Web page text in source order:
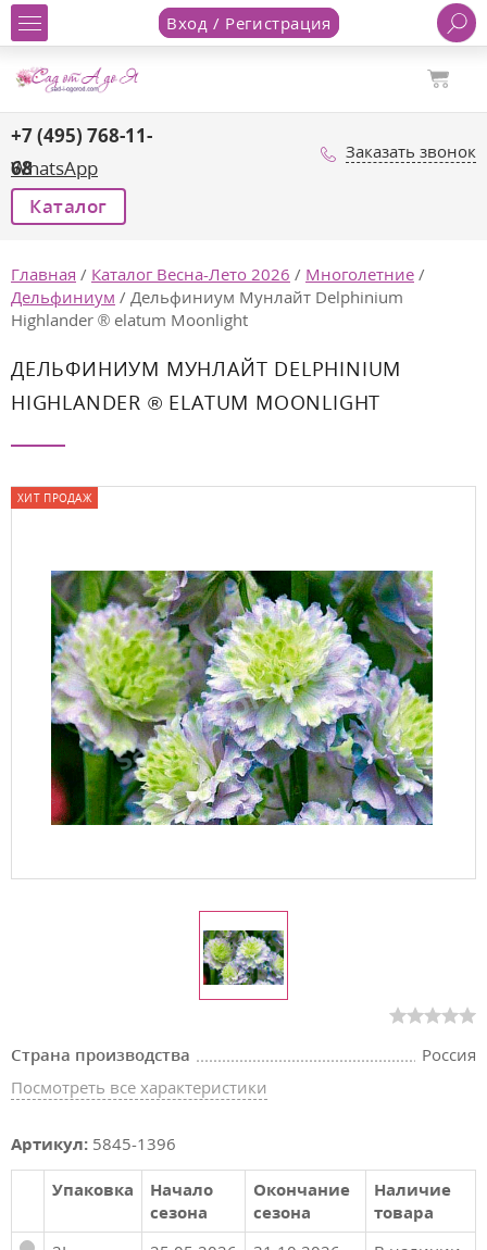
Вход / Регистрация
+7 (495) 768-11-
68
WhatsApp
Заказать звонок
Каталог
Главная / Каталог Весна-Лето 2026 / Многолетние /
Дельфиниум / Дельфиниум Мунлайт Delphinium
Highlander ® elatum Moonlight
ДЕЛЬФИНИУМ МУНЛАЙТ DELPHINIUM
HIGHLANDER ® ELATUM MOONLIGHT
ХИТ ПРОДАЖ
Страна производства
Россия
Посмотреть все характеристики
Артикул: 5845-1396
Упаковка
Начало
сезона
Окончание
сезона
Наличие
товара